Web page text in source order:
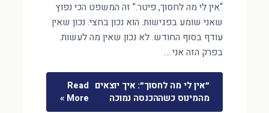
“אין לי מה לחסוך, פיטר.” זה המשפט הכי נפוץ
שאני שומע בפגישות. הוא נכון בחצי. נכון שאין
עודף בסוף החודש. לא נכון שאין מה לעשות.
בפרק הזה אני …
״אין לי מה לחסוך״: איך יוצאים
מהמינוס כשההכנסה נמוכה
Read
More »